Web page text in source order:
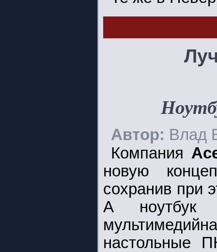
Автор: Влад
Компания
новую
сохранив при
А
настольные